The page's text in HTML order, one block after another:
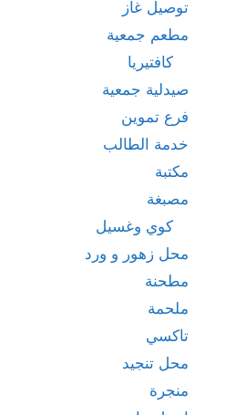
توصيل غاز
مطعم جمعية
كافتيريا
صيدلية جمعية
فرع تموين
خدمة الطالب
مكتبة
مصبغة
كوي وغسيل
محل زهور و ورد
مطحنة
ملحمة
تاكسي
محل تنجيد
منجرة